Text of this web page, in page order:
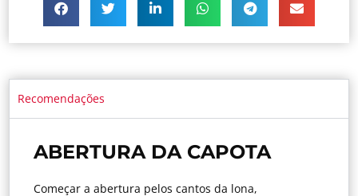
Recomendações
ABERTURA DA CAPOTA
Começar a abertura pelos cantos da lona,